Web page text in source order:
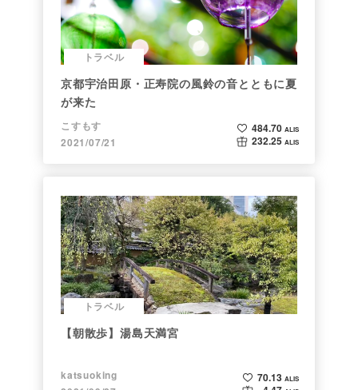
トラベル
京都宇治田原・正寿院の風鈴の音とともに夏
が来た
こすもす
2021/07/21
484.70 ALIS
232.25 ALIS
トラベル
【朝散歩】湯島天満宮
katsuoking
70.13 ALIS